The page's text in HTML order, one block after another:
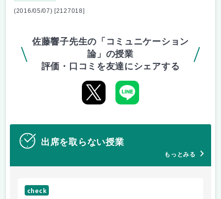
(2016/05/07) [2127018]
佐藤響子先生の「コミュニケーション
論」の授業
評価・口コミを友達にシェアする
出席を取らない授業
もっとみる
check